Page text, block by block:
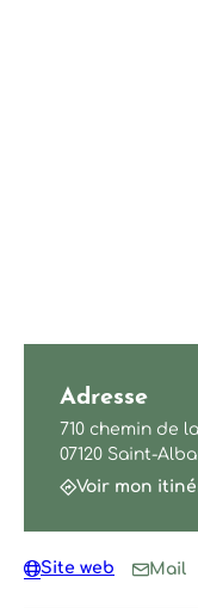
Adresse
710 chemin de
07120 Saint-
Voir mon
Site web Mail